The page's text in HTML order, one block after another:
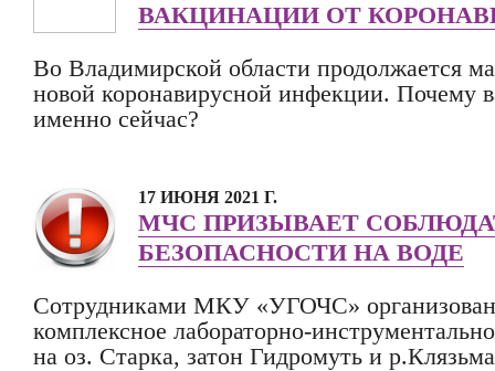
ВАКЦИНАЦИИ ОТ
Во Владимирской области продолжается
новой коронавирусной инфекции. Почему
именно сейчас?
17 ИЮНЯ 2021 Г.
МЧС ПРИЗЫВАЕТ
БЕЗОПАСНОСТИ НА ВОДЕ
Сотрудниками МКУ «УГОЧС»
комплексное лабораторно-
на оз. Старка, затон Гидромуть и